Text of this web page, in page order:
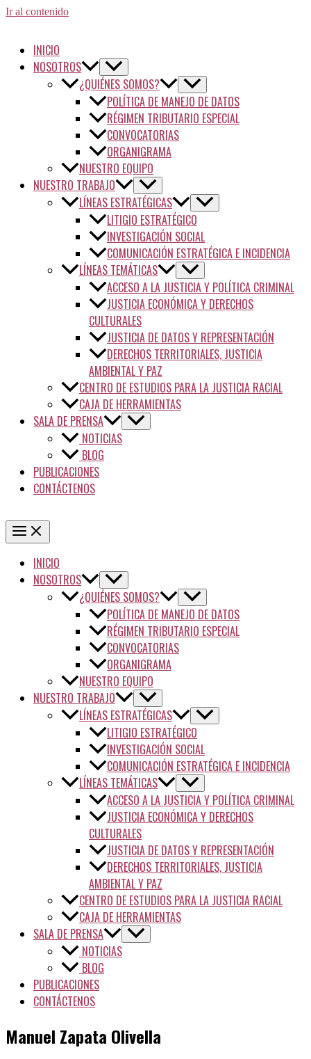
Ir al contenido
INICIO
NOSOTROS
¿QUIÉNES SOMOS?
POLÍTICA DE MANEJO DE DATOS
RÉGIMEN TRIBUTARIO ESPECIAL
CONVOCATORIAS
ORGANIGRAMA
NUESTRO EQUIPO
NUESTRO TRABAJO
LÍNEAS ESTRATÉGICAS
LITIGIO ESTRATÉGICO
INVESTIGACIÓN SOCIAL
COMUNICACIÓN ESTRATÉGICA E INCIDENCIA
LÍNEAS TEMÁTICAS
ACCESO A LA JUSTICIA Y POLÍTICA CRIMINAL
JUSTICIA ECONÓMICA Y DERECHOS
CULTURALES
JUSTICIA DE DATOS Y REPRESENTACIÓN
DERECHOS TERRITORIALES, JUSTICIA
AMBIENTAL Y PAZ
CENTRO DE ESTUDIOS PARA LA JUSTICIA RACIAL
CAJA DE HERRAMIENTAS
SALA DE PRENSA
NOTICIAS
BLOG
PUBLICACIONES
CONTÁCTENOS
INICIO
NOSOTROS
¿QUIÉNES SOMOS?
POLÍTICA DE MANEJO DE DATOS
RÉGIMEN TRIBUTARIO ESPECIAL
CONVOCATORIAS
ORGANIGRAMA
NUESTRO EQUIPO
NUESTRO TRABAJO
LÍNEAS ESTRATÉGICAS
LITIGIO ESTRATÉGICO
INVESTIGACIÓN SOCIAL
COMUNICACIÓN ESTRATÉGICA E INCIDENCIA
LÍNEAS TEMÁTICAS
ACCESO A LA JUSTICIA Y POLÍTICA CRIMINAL
JUSTICIA ECONÓMICA Y DERECHOS
CULTURALES
JUSTICIA DE DATOS Y REPRESENTACIÓN
DERECHOS TERRITORIALES, JUSTICIA
AMBIENTAL Y PAZ
CENTRO DE ESTUDIOS PARA LA JUSTICIA RACIAL
CAJA DE HERRAMIENTAS
SALA DE PRENSA
NOTICIAS
BLOG
PUBLICACIONES
CONTÁCTENOS
Manuel Zapata Olivella